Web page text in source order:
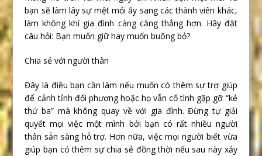
bạn sẽ làm lây sự mệt mỏi ấy sang các thành viên khác,
làm không khí gia đình càng căng thẳng hơn. Hãy đặt
câu hỏi: Bạn muốn giữ hay muốn buông bỏ?
Chia sẻ với người thân
Đây là điều bạn cần làm nếu muốn có thêm sự trợ giúp
để cảnh tỉnh đối phương hoặc họ vẫn cố tình gặp gỡ “kẻ
thứ ba” mà không quay về với gia đình. Đừng tự giải
quyết mọi việc một mình bởi bạn có rất nhiều người
thân sẵn sàng hỗ trợ. Hơn nữa, việc mọi người biết vừa
giúp bạn có thêm sự chia sẻ đồng thời nếu sau này xảy